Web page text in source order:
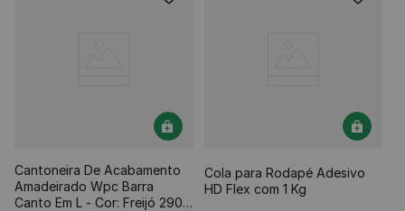
Cantoneira De Acabamento
Amadeirado Wpc Barra
Canto Em L - Cor: Freijó 290
Cola para Rodapé Adesivo
HD Flex com 1 Kg